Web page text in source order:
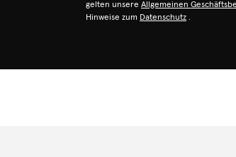
gelten unsere Allgemeinen
Hinweise zum Datenschutz .